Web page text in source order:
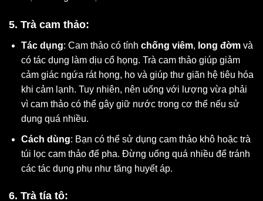
5. Trà cam thảo:
Tác dụng: Cam thảo có tính chống viêm, long đờmvà
có tác dụng làm dịu cổ họng. Trà cam thảo giúp giảm
cảm giác ngứa rát họng, ho và giúp thư giãn hệ tiêu hóa
khi cảm lạnh. Tuy nhiên, nên uống với lượng vừa phải
vì cam thảo có thể gây giữ nước trong cơ thể nếu sử
dụng quá nhiều.
Cách dùng: Bạn có thể sử dụng cam thảo khô hoặc trà
túi lọc cam thảo để pha. Đừng uống quá nhiều để tránh
các tác dụng phụ như tăng huyết áp.
6. Trà tía tô: